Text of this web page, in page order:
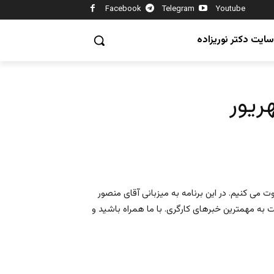
Facebook Telegram Youtube
سایت دکتر نوریزاده
کنیم. در این برنامه به میزبانی آقای منصور
به مهمترین خبرهای کارگری. با ما همراه باشید و